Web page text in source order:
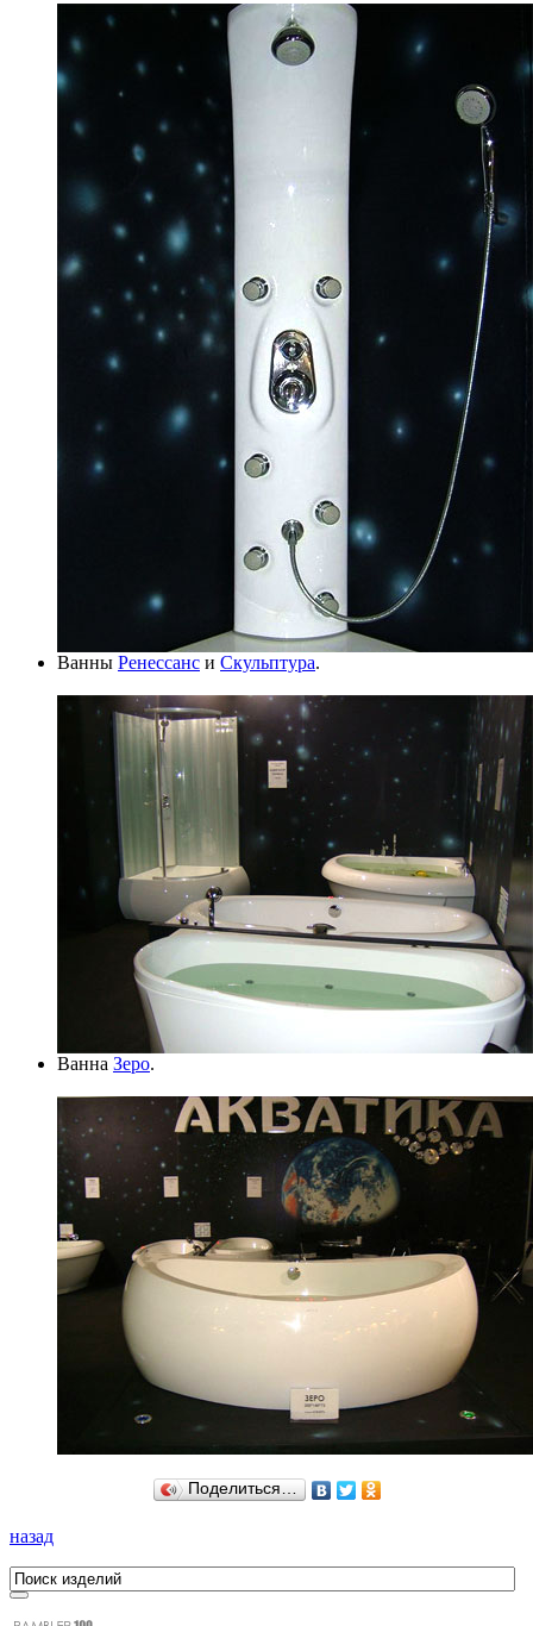
Ванны Ренессанс и Скульптура.
Ванна Зеро.
Поделиться…
назад